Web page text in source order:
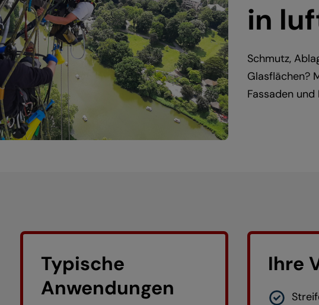
in
Schmutz,
Glasflächen?
Fassaden
Typische
Anwendungen
Ihre